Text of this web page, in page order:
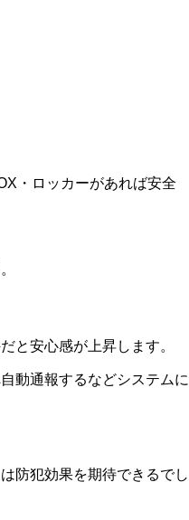
・ロッカーがあれば安全
と安心感が上昇します。
動通報するなどシステムに
防犯効果を期待できるでし